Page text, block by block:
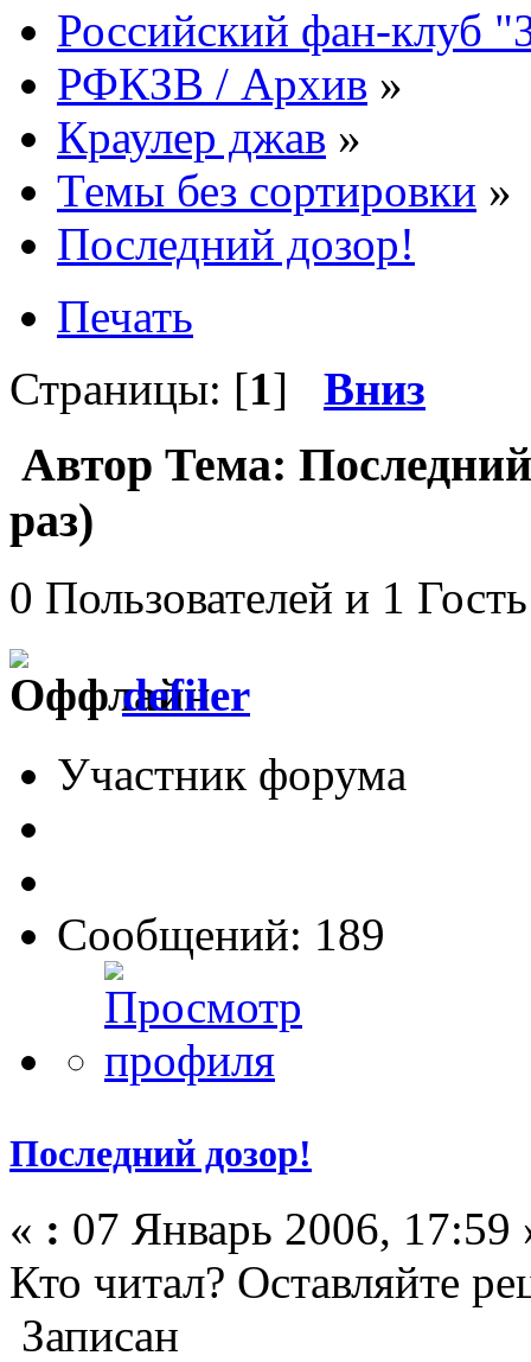
Российский фан-клуб
РФКЗВ / Архив »
Краулер джав »
Темы без сортировки »
Последний дозор!
Печать
Страницы: [1] Вниз
Автор Тема:
раз)
0 Пользователей и 1
defiler
Участник форума
Сообщений: 189
Последний дозор!
« : 07 Январь 2006, 17:59
Кто читал? Оставляйте
Записан